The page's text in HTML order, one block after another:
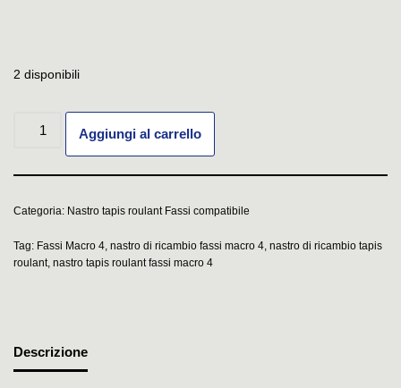
2 disponibili
Aggiungi al carrello
Categoria: Nastro tapis roulant Fassi compatibile
Tag: Fassi Macro 4, nastro di ricambio fassi macro 4, nastro di ricambio tapis
roulant, nastro tapis roulant fassi macro 4
Descrizione